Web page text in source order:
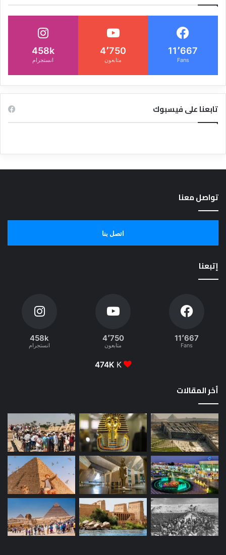
11٬667
Fans
4٬750
متابعون
458k
انستجرام
تابعنا على فيسبوك
تواصل معنا
اتصل بنا
إتبعنا
11٬667
Fans
4٬750
متابعون
458k
انستجرام
474K K
أخر المقالات